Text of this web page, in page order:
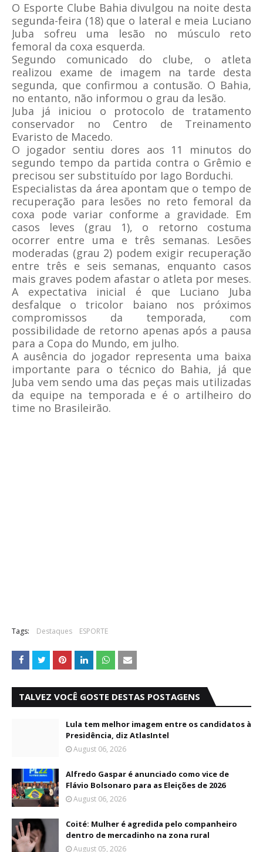
O Esporte Clube Bahia divulgou na noite desta
segunda-feira (18) que o lateral e meia Luciano
Juba sofreu uma lesão no músculo reto
femoral da coxa esquerda.
Segundo comunicado do clube, o atleta
realizou exame de imagem na tarde desta
segunda, que confirmou a contusão. O Bahia,
no entanto, não informou o grau da lesão.
Juba já iniciou o protocolo de tratamento
conservador no Centro de Treinamento
Evaristo de Macedo.
O jogador sentiu dores aos 11 minutos do
segundo tempo da partida contra o Grêmio e
precisou ser substituído por Iago Borduchi.
Especialistas da área apontam que o tempo de
recuperação para lesões no reto femoral da
coxa pode variar conforme a gravidade. Em
casos leves (grau 1), o retorno costuma
ocorrer entre uma e três semanas. Lesões
moderadas (grau 2) podem exigir recuperação
entre três e seis semanas, enquanto casos
mais graves podem afastar o atleta por meses.
A expectativa inicial é que Luciano Juba
desfalque o tricolor baiano nos próximos
compromissos da temporada, com
possibilidade de retorno apenas após a pausa
para a Copa do Mundo, em julho.
A ausência do jogador representa uma baixa
importante para o técnico do Bahia, já que
Juba vem sendo uma das peças mais utilizadas
da equipe na temporada e é o artilheiro do
time no Brasileirão.
Tags: Destaques ESPORTE
TALVEZ VOCÊ GOSTE DESTAS POSTAGENS
Lula tem melhor imagem entre os candidatos à
Presidência, diz AtlasIntel
August 06, 2026
Alfredo Gaspar é anunciado como vice de
Flávio Bolsonaro para as Eleições de 2026
August 06, 2026
Coité: Mulher é agredida pelo companheiro
dentro de mercadinho na zona rural
August 05, 2026